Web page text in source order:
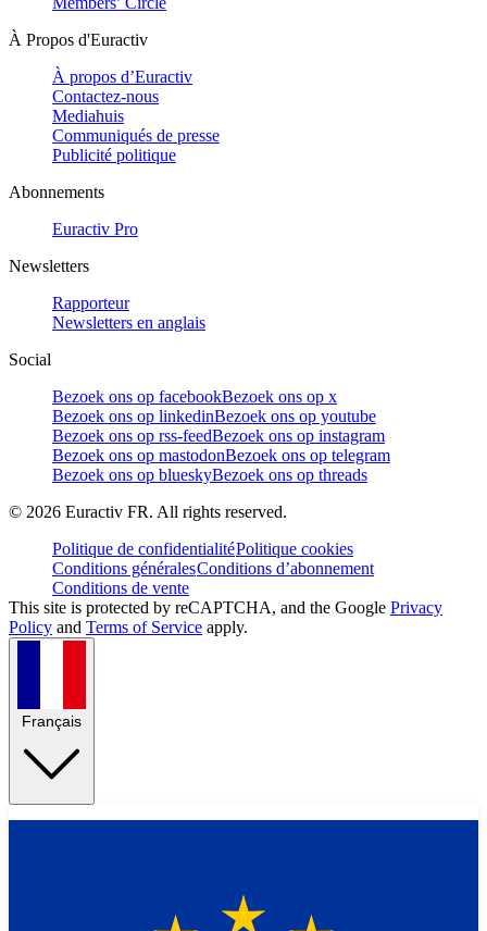
À Propos d'Euractiv
À propos d’Euractiv
Contactez-nous
Mediahuis
Communiqués de presse
Publicité politique
Abonnements
Euractiv Pro
Newsletters
Rapporteur
Newsletters en anglais
Social
Bezoek ons op facebookBezoek ons op x
Bezoek ons op linkedinBezoek ons op youtube
Bezoek ons op rss-feedBezoek ons op instagram
Bezoek ons op mastodonBezoek ons op telegram
Bezoek ons op blueskyBezoek ons op threads
© 2026 Euractiv FR. All rights reserved.
Politique de confidentialitéPolitique cookies
Conditions généralesConditions d’abonnement
Conditions de vente
This site is protected by reCAPTCHA, and the Google Privacy
Policy and Terms of Service apply.
Français